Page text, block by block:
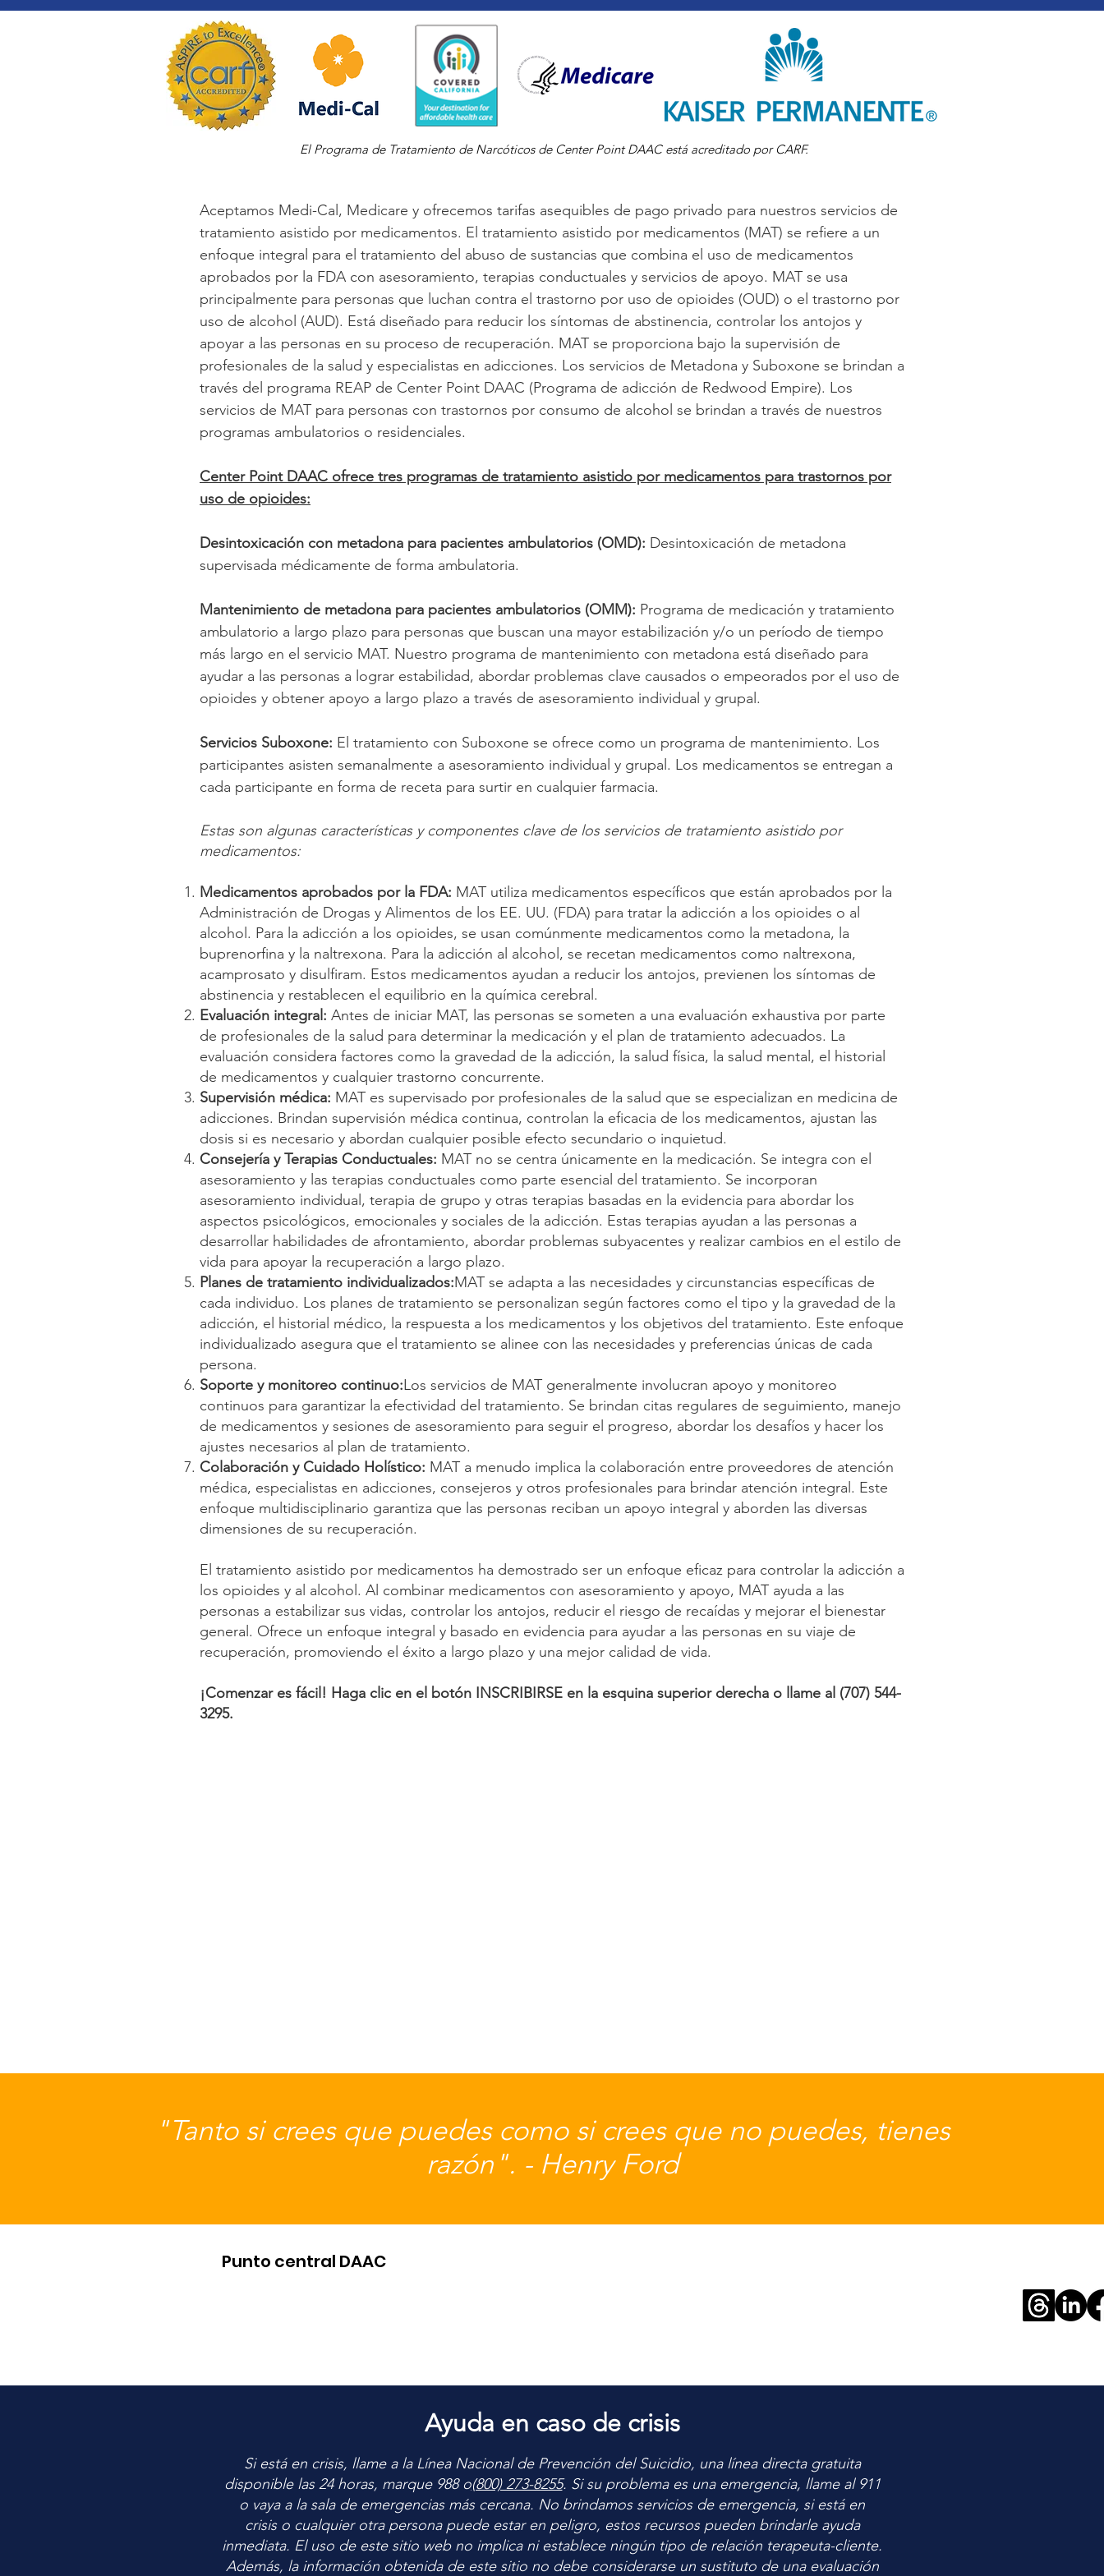
El Programa de Tratamiento de Narcóticos de Center Point DAAC está acreditado por CARF.
Aceptamos Medi-Cal, Medicare y ofrecemos tarifas asequibles de pago privado para nuestros servicios de
tratamiento asistido por medicamentos. El tratamiento asistido por medicamentos (MAT) se refiere a un
enfoque integral para el tratamiento del abuso de sustancias que combina el uso de medicamentos
aprobados por la FDA con asesoramiento, terapias conductuales y servicios de apoyo. MAT se usa
principalmente para personas que luchan contra el trastorno por uso de opioides (OUD) o el trastorno por
uso de alcohol (AUD). Está diseñado para reducir los síntomas de abstinencia, controlar los antojos y
apoyar a las personas en su proceso de recuperación. MAT se proporciona bajo la supervisión de
profesionales de la salud y especialistas en adicciones. Los servicios de Metadona y Suboxone se brindan a
través del programa REAP de Center Point DAAC (Programa de adicción de Redwood Empire). Los
servicios de MAT para personas con trastornos por consumo de alcohol se brindan a través de nuestros
programas ambulatorios o residenciales.
Center Point DAAC ofrece tres programas de tratamiento asistido por medicamentos para trastornos por
uso de opioides:
Desintoxicación con metadona para pacientes ambulatorios (OMD): Desintoxicación de metadona
supervisada médicamente de forma ambulatoria.
Mantenimiento de metadona para pacientes ambulatorios (OMM): Programa de medicación y tratamiento
ambulatorio a largo plazo para personas que buscan una mayor estabilización y/o un período de tiempo
más largo en el servicio MAT. Nuestro programa de mantenimiento con metadona está diseñado para
ayudar a las personas a lograr estabilidad, abordar problemas clave causados o empeorados por el uso de
opioides y obtener apoyo a largo plazo a través de asesoramiento individual y grupal.
Servicios Suboxone: El tratamiento con Suboxone se ofrece como un programa de mantenimiento. Los
participantes asisten semanalmente a asesoramiento individual y grupal. Los medicamentos se entregan a
cada participante en forma de receta para surtir en cualquier farmacia.
Estas son algunas características y componentes clave de los servicios de tratamiento asistido por
medicamentos:
Medicamentos aprobados por la FDA: MAT utiliza medicamentos específicos que están aprobados por la
Administración de Drogas y Alimentos de los EE. UU. (FDA) para tratar la adicción a los opioides o al
alcohol. Para la adicción a los opioides, se usan comúnmente medicamentos como la metadona, la
buprenorfina y la naltrexona. Para la adicción al alcohol, se recetan medicamentos como naltrexona,
acamprosato y disulfiram. Estos medicamentos ayudan a reducir los antojos, previenen los síntomas de
abstinencia y restablecen el equilibrio en la química cerebral.
Evaluación integral: Antes de iniciar MAT, las personas se someten a una evaluación exhaustiva por parte
de profesionales de la salud para determinar la medicación y el plan de tratamiento adecuados. La
evaluación considera factores como la gravedad de la adicción, la salud física, la salud mental, el historial
de medicamentos y cualquier trastorno concurrente.
Supervisión médica: MAT es supervisado por profesionales de la salud que se especializan en medicina de
adicciones. Brindan supervisión médica continua, controlan la eficacia de los medicamentos, ajustan las
dosis si es necesario y abordan cualquier posible efecto secundario o inquietud.
Consejería y Terapias Conductuales: MAT no se centra únicamente en la medicación. Se integra con el
asesoramiento y las terapias conductuales como parte esencial del tratamiento. Se incorporan
asesoramiento individual, terapia de grupo y otras terapias basadas en la evidencia para abordar los
aspectos psicológicos, emocionales y sociales de la adicción. Estas terapias ayudan a las personas a
desarrollar habilidades de afrontamiento, abordar problemas subyacentes y realizar cambios en el estilo de
vida para apoyar la recuperación a largo plazo.
Planes de tratamiento individualizados:MAT se adapta a las necesidades y circunstancias específicas de
cada individuo. Los planes de tratamiento se personalizan según factores como el tipo y la gravedad de la
adicción, el historial médico, la respuesta a los medicamentos y los objetivos del tratamiento. Este enfoque
individualizado asegura que el tratamiento se alinee con las necesidades y preferencias únicas de cada
persona.
Soporte y monitoreo continuo:Los servicios de MAT generalmente involucran apoyo y monitoreo
continuos para garantizar la efectividad del tratamiento. Se brindan citas regulares de seguimiento, manejo
de medicamentos y sesiones de asesoramiento para seguir el progreso, abordar los desafíos y hacer los
ajustes necesarios al plan de tratamiento.
Colaboración y Cuidado Holístico: MAT a menudo implica la colaboración entre proveedores de atención
médica, especialistas en adicciones, consejeros y otros profesionales para brindar atención integral. Este
enfoque multidisciplinario garantiza que las personas reciban un apoyo integral y aborden las diversas
dimensiones de su recuperación.
El tratamiento asistido por medicamentos ha demostrado ser un enfoque eficaz para controlar la adicción a
los opioides y al alcohol. Al combinar medicamentos con asesoramiento y apoyo, MAT ayuda a las
personas a estabilizar sus vidas, controlar los antojos, reducir el riesgo de recaídas y mejorar el bienestar
general. Ofrece un enfoque integral y basado en evidencia para ayudar a las personas en su viaje de
recuperación, promoviendo el éxito a largo plazo y una mejor calidad de vida.
¡Comenzar es fácil! Haga clic en el botón INSCRIBIRSE en la esquina superior derecha o llame al (707) 544-
3295.
"Tanto si crees que puedes como si crees que no puedes, tienes
razón". - Henry Ford
Punto central DAAC
Ayuda en caso de crisis
Si está en crisis, llame a la Línea Nacional de Prevención del Suicidio, una línea directa gratuita
disponible las 24 horas, marque 988 o(800) 273-8255. Si su problema es una emergencia, llame al 911
o vaya a la sala de emergencias más cercana. No brindamos servicios de emergencia, si está en
crisis o cualquier otra persona puede estar en peligro, estos recursos pueden brindarle ayuda
inmediata. El uso de este sitio web no implica ni establece ningún tipo de relación terapeuta-cliente.
Además, la información obtenida de este sitio no debe considerarse un sustituto de una evaluación